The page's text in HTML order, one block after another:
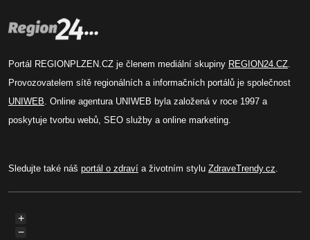
Portál REGIONPLZEN.CZ je členem mediální skupiny REGION24.CZ.
Provozovatelem sítě regionálních a informačních portálů je společnost
UNIWEB. Online agentura UNIWEB byla založená v roce 1997 a
poskytuje tvorbu webů, SEO služby a online marketing.
Sledujte také náš portál o zdraví a životním stylu ZdraveTrendy.cz.
+
−